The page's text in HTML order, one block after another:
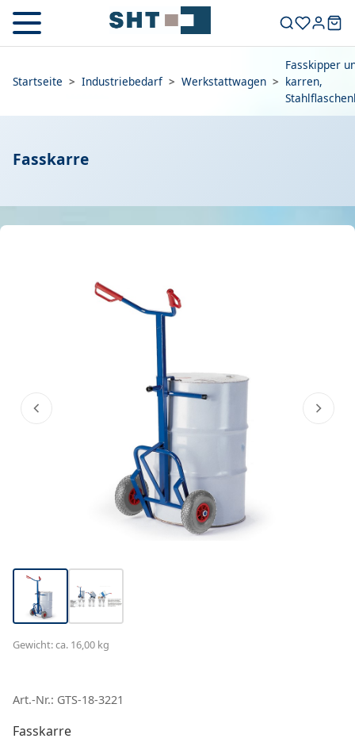
Startseite > Industriebedarf > Werkstattwagen >
Fasskipper
karren,
Fasskarre
Gewicht: ca. 16,00 kg
Art.-Nr.: GTS-18-3221
Fasskarre